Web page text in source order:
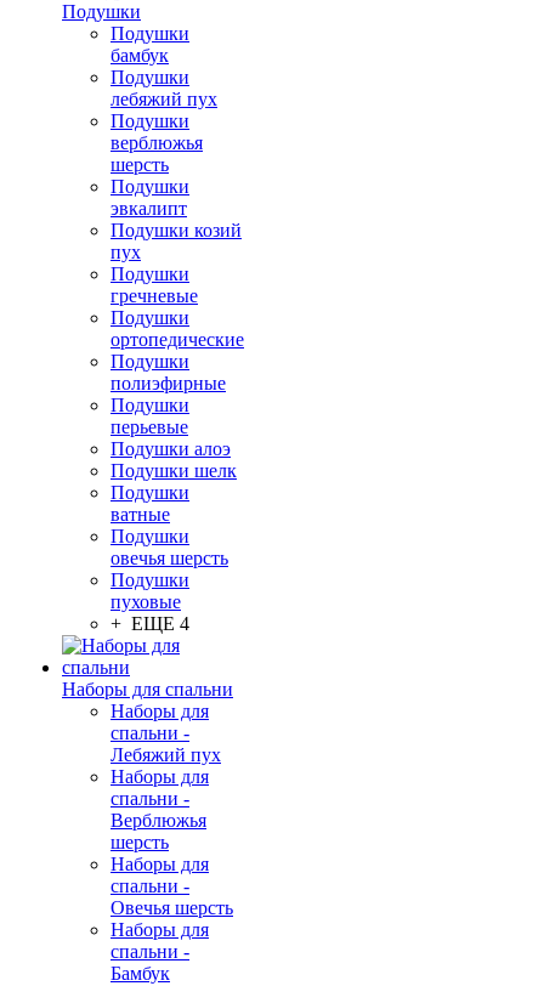
Подушки
Подушки
бамбук
Подушки
лебяжий пух
Подушки
верблюжья
шерсть
Подушки
эвкалипт
Подушки козий
пух
Подушки
гречневые
Подушки
ортопедические
Подушки
полиэфирные
Подушки
перьевые
Подушки алоэ
Подушки шелк
Подушки
ватные
Подушки
овечья шерсть
Подушки
пуховые
+ ЕЩЕ 4
Наборы для спальни
Наборы для
спальни -
Лебяжий пух
Наборы для
спальни -
Верблюжья
шерсть
Наборы для
спальни -
Овечья шерсть
Наборы для
спальни -
Бамбук